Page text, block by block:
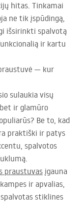
hitas. Tinkamai
ne tik įspūdingą,
išsirinkti spalvotą
ir kartu
— kur
sulaukia visų
ir glamūro
Be to, kad
praktiški ir patys
spalvotos
praustuvas įgauna
ir apvalias,
stiklines